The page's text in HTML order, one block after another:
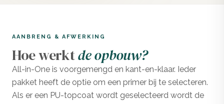
AANBRENG & AFWERKING
Hoe werktde opbouw?
All-in-One is voorgemengd en kant-en-klaar. Ieder
pakket heeft de optie om een primer bij te selecteren.
Als er een PU-topcoat wordt geselecteerd wordt de